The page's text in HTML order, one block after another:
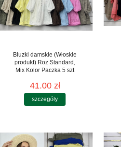
Bluzki damskie (Włoskie
produkt) Roz Standard,
Mix Kolor Paczka 5 szt
41.00 zł
szczegóły